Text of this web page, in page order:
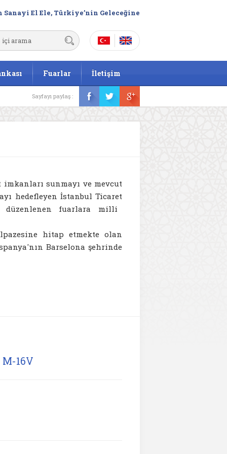
Sanayi El Ele, Türkiye’nin Geleceğine
Fuarlar İletişim
Sayfayı paylaş :
sunmayı ve mevcut
hedefleyen İstanbul Ticaret
düzenlenen fuarlara milli
hitap etmekte olan
Barselona şehrinde
16V